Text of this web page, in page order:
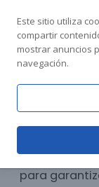
Saltar
contenido
Este sitio
para
Este sitio utiliza
compartir
mostrar anuncios
navegación.